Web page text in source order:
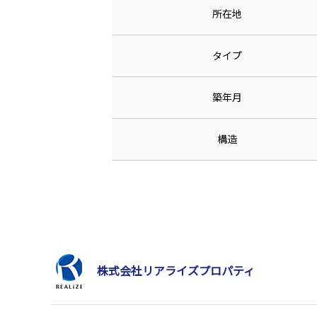
所在地
タイプ
築年月
構造
株式会社リアライズプロパティ